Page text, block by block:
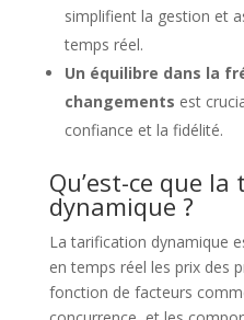
simplifient la gestion et
temps réel.
Un équilibre dans la
changements est
confiance et la fidélité.
Qu’est-ce que
dynamique ?
La tarification dynamique
en temps réel les prix des
fonction de facteurs